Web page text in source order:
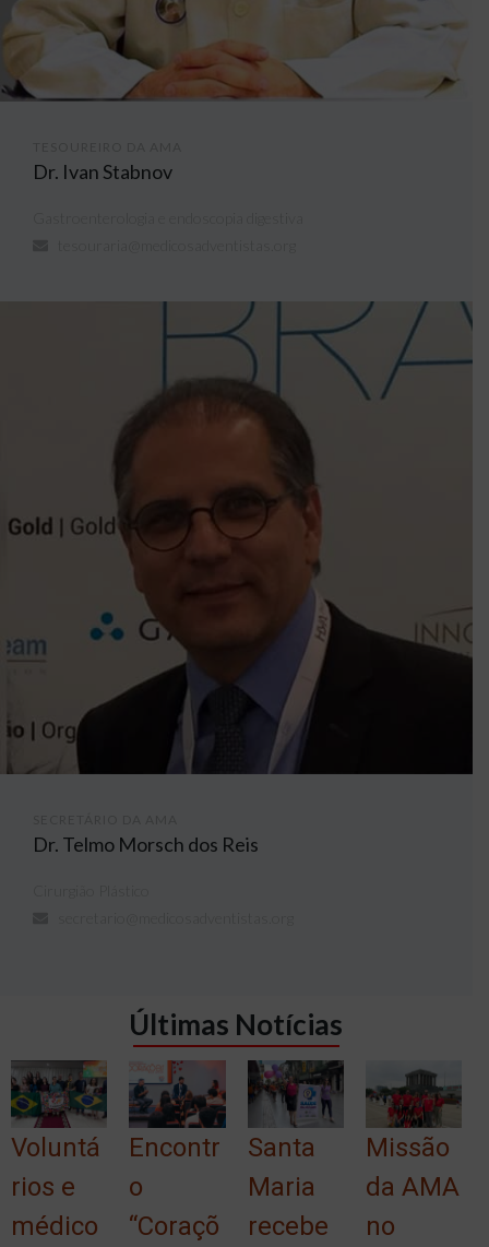
Dr. Ivan Stabnov
Dr. Telmo Morsch dos Reis
Últimas Notícias
Voluntá
rios e
médico
Encontr
o
“Coraçõ
Santa
Maria
recebe
Missão
da AMA
no